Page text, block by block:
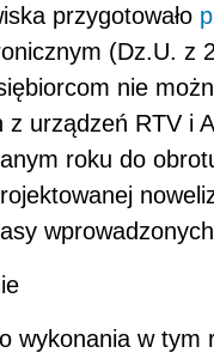
przygotowało
(Dz.U. z
nie
z urządzeń RTV i
roku do
wykonania w